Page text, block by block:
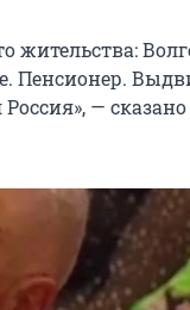
жительства:
Пенсионер.
—